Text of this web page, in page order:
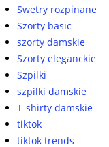
Swetry rozpinane
Szorty basic
szorty damskie
Szorty eleganckie
Szpilki
szpilki damskie
T-shirty damskie
tiktok
tiktok trends